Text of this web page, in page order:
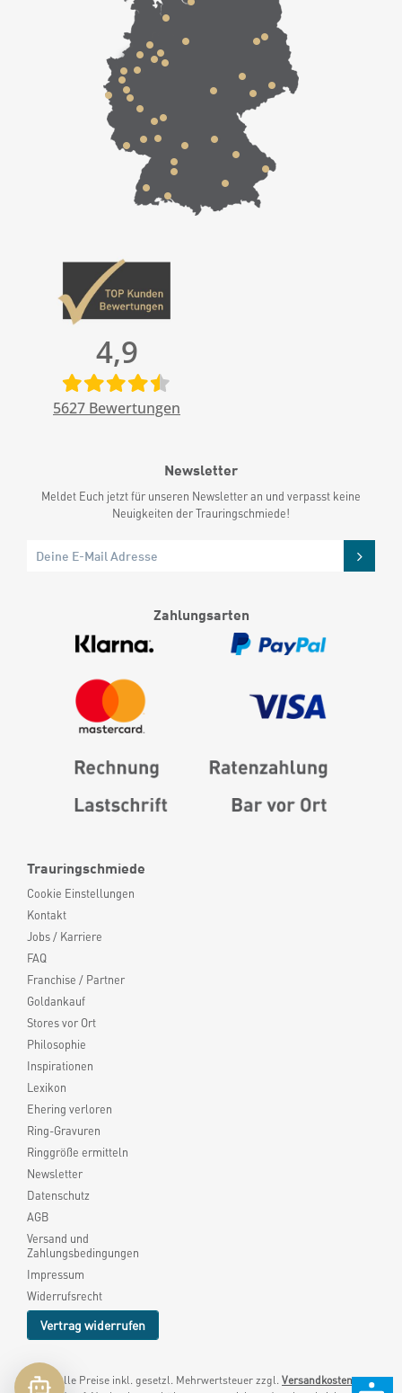
Trauringschmiede
Cookie Einstellungen
Kontakt
Jobs / Karriere
FAQ
Franchise / Partner
Goldankauf
Stores vor Ort
Philosophie
Inspirationen
Lexikon
Ehering verloren
Ring-Gravuren
Ringgröße ermitteln
Newsletter
Datenschutz
AGB
Versand und
Zahlungsbedingungen
Impressum
Widerrufsrecht
Vertrag widerrufen
4,9
5627 Bewertungen
Newsletter
Meldet Euch jetzt für unseren Newsletter an und verpasst keine
Neuigkeiten der Trauringschmiede!
Zahlungsarten
* Alle Preise inkl. gesetzl. Mehrwertsteuer zzgl. Versandkosten